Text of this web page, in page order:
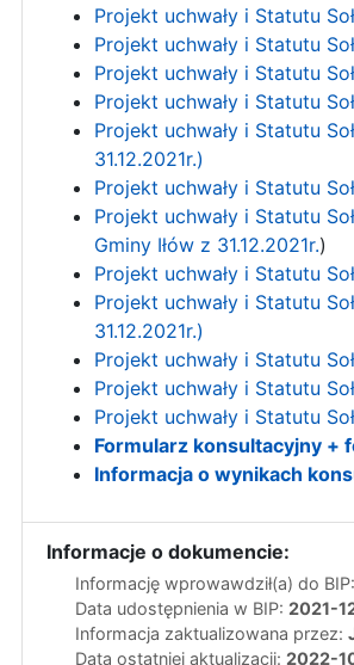
Projekt uchwały i Statutu
Projekt uchwały i Statutu
Projekt uchwały i Statutu
Projekt uchwały i Statutu
Projekt uchwały i Statutu
31.12.2021r.)
Projekt uchwały i Statutu
Projekt uchwały i Statutu
Gminy Iłów z 31.12.2021r.)
Projekt uchwały i Statutu
Projekt uchwały i Statutu
31.12.2021r.)
Projekt uchwały i Statutu
Projekt uchwały i Statutu
Projekt uchwały i Statutu
Formularz konsultacyjny +
Informacja o wynikach
Informacje o dokumencie:
Informację wprowawdził(a) do BIP:
Data udostępnienia w BIP: 2021-
Informacja zaktualizowana przez:
Data ostatniej aktualizacji: 2022-